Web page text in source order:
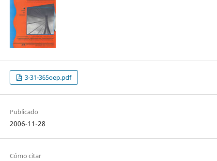
3-31-365oep.pdf
Publicado
2006-11-28
Cómo citar